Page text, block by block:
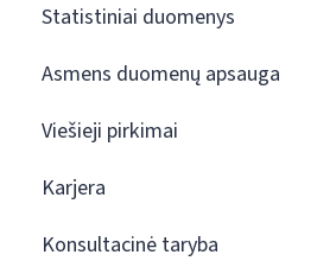
Statistiniai duomenys
Asmens duomenų apsauga
Viešieji pirkimai
Karjera
Konsultacinė taryba